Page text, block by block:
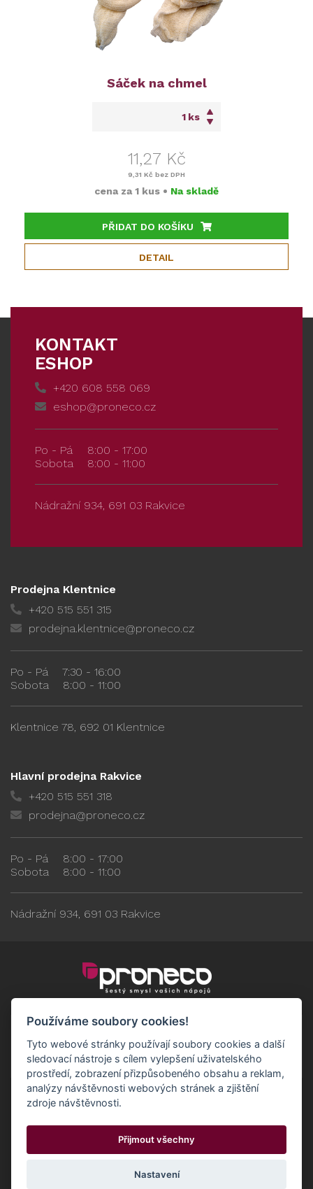
Sáček na chmel
ks
11,27 Kč
9,31 Kč bez DPH
cena za 1 kus • Na skladě
PŘIDAT DO KOŠÍKU
DETAIL
KONTAKT
ESHOP
+420 608 558 069
eshop@proneco.cz
Po - Pá
8:00 - 17:00
Sobota
8:00 - 11:00
Nádražní 934, 691 03 Rakvice
Prodejna Klentnice
+420 515 551 315
prodejna.klentnice@proneco.cz
Po - Pá
7:30 - 16:00
Sobota
8:00 - 11:00
Klentnice 78, 692 01 Klentnice
Hlavní prodejna Rakvice
+420 515 551 318
prodejna@proneco.cz
Po - Pá
8:00 - 17:00
Sobota
8:00 - 11:00
Nádražní 934, 691 03 Rakvice
GDPR - Odběratelé
Možnosti dopravy a platby
Používáme soubory cookies!
Tyto webové stránky používají soubory cookies a další
sledovací nástroje s cílem vylepšení uživatelského
prostředí, zobrazení přizpůsobeného obsahu a reklam,
analýzy návštěvnosti webových stránek a zjištění
zdroje návštěvnosti.
Přijmout všechny
Nastavení